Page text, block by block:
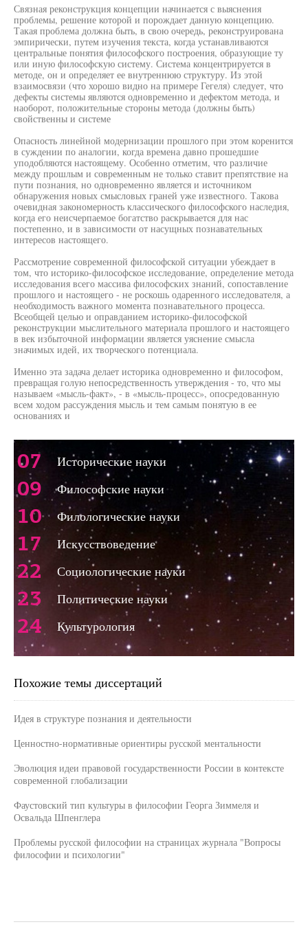
Связная реконструкция концепции начинается с выяснения
проблемы, решение которой и порождает данную концепцию.
Такая проблема должна быть, в свою очередь, реконструирована
эмпирически, путем изучения текста, когда устанавливаются
центральные понятия философского построения, образующие ту
или иную философскую систему. Система концентрируется в
методе, он и определяет ее внутреннюю структуру. Из этой
взаимосвязи (что хорошо видно на примере Гегеля) следует, что
дефекты системы являются одновременно и дефектом метода, и
наоборот, положительные стороны метода (должны быть)
свойственны и системе
Опасность линейной модернизации прошлого при этом коренится
в суждении по аналогии, когда времена давно прошедшие
уподобляются настоящему. Особенно отметим, что различие
между прошлым и современным не только ставит препятствие на
пути познания, но одновременно является и источником
обнаружения новых смысловых граней уже известного. Такова
очевидная закономерность классического философского наследия,
когда его неисчерпаемое богатство раскрывается для нас
постепенно, и в зависимости от насущных познавательных
интересов настоящего.
Рассмотрение современной философской ситуации убеждает в
том, что историко-философское исследование, определение метода
исследования всего массива философских знаний, сопоставление
прошлого и настоящего - не роскошь одаренного исследователя, а
необходимость важного момента познавательного процесса.
Всеобщей целью и оправданием историко-философской
реконструкции мыслительного материала прошлого и настоящего
в век избыточной информации является уяснение смысла
значимых идей, их творческого потенциала.
Именно эта задача делает историка одновременно и философом,
превращая голую непосредственность утверждения - то, что мы
называем «мысль-факт», - в «мысль-процесс», опосредованную
всем ходом рассуждения мысль и тем самым понятую в ее
основаниях и
07 Исторические науки
09 Философские науки
10 Филологические науки
17 Искусствоведение
22 Социологические науки
23 Политические науки
24 Культурология
Похожие темы диссертаций
Идея в структуре познания и деятельности
Ценностно-нормативные ориентиры русской ментальности
Эволюция идеи правовой государственности России в контексте
современной глобализации
Фаустовский тип культуры в философии Георга Зиммеля и
Освальда Шпенглера
Проблемы русской философии на страницах журнала "Вопросы
философии и психологии"